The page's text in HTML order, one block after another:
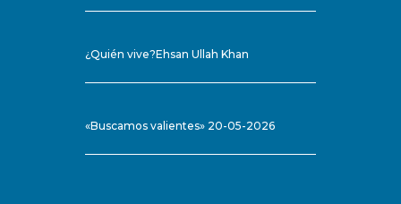
¿Quién vive?Ehsan Ullah Khan
«Buscamos valientes» 20-05-2026